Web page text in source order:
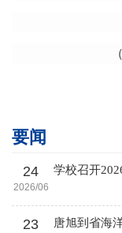
（
要闻
24
2026/06
学校召开
23 唐旭到省海